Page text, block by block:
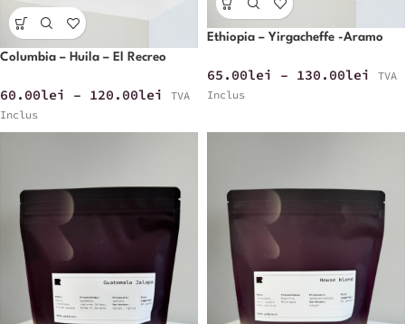
Columbia – Huila – El Recreo
60.00lei – 120.00lei
TVA
Inclus
Ethiopia – Yirgacheffe -Aramo
65.00lei – 130.00lei
TVA
Inclus